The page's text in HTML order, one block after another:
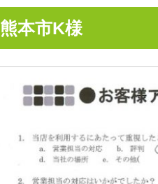
熊本市K様